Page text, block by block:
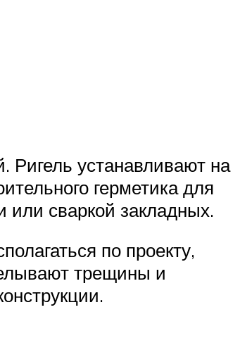
Ригель устанавливают на
герметика для
сваркой закладных.
по проекту,
трещины и